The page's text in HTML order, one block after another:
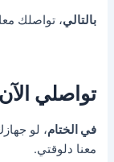
بالتالي، تواصلك
تواصلي
في الختام، لو
معنا دلوقتي.